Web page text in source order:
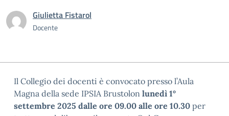
Giulietta Fistarol
Docente
Il Collegio dei docenti è convocato presso l’Aula
Magna della sede IPSIA Brustolon lunedì 1°
settembre 2025 dalle ore 09.00 alle ore 10.30 per